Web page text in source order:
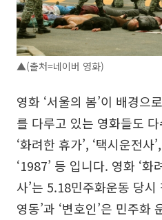
▲(출처=네이버 영화)
영화 ‘서울의 봄’이 배경으
를 다루고 있는 영화들도
‘화려한 휴가’, ‘택시운전사
‘1987’ 등 입니다. 영화 ‘화
사’는 5.18민주화운동 당시
영동’과 ‘변호인’은 민주화